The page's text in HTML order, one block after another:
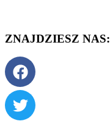
ZNAJDZIESZ NAS: